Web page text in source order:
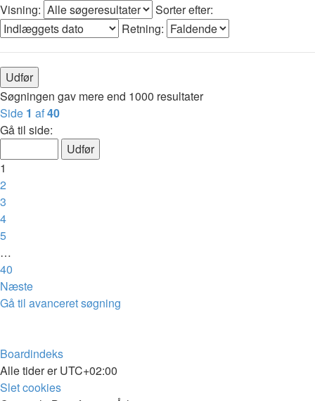
Visning:
Sorter efter:
Retning:
Søgningen gav mere end 1000 resultater
Side 1 af40
Gå til side:
1
2
3
4
5
…
40
Næste
Gå til avanceret søgning
Boardindeks
Alle tider erUTC+02:00
Slet cookies